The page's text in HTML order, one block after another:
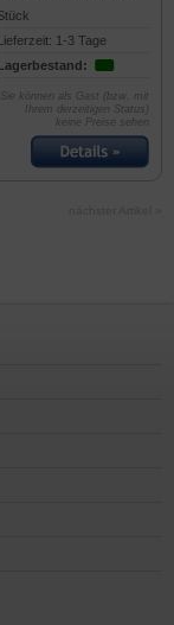
1-3 Tage
Sie können als Gast (bzw. mit
Ihrem derzeitigen Status)
keine Preise sehen